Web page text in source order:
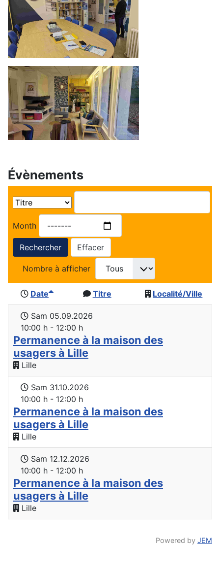
Évènements
Month
Rechercher Effacer
Nombre à afficher
Date Titre Localité/Ville
Sam 05.09.2026
10:00 h - 12:00 h
Permanence à la maison des
usagers à Lille
Lille
Sam 31.10.2026
10:00 h - 12:00 h
Permanence à la maison des
usagers à Lille
Lille
Sam 12.12.2026
10:00 h - 12:00 h
Permanence à la maison des
usagers à Lille
Lille
Powered by JEM